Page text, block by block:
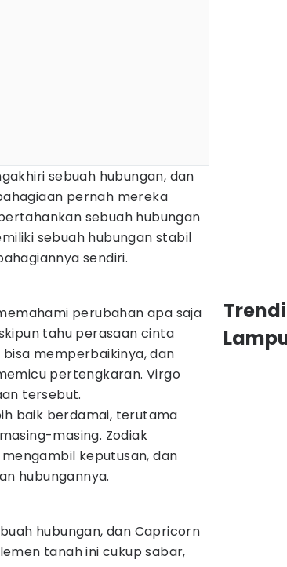
sebuah hubungan, dan
pernah mereka
sebuah hubungan
sebuah hubungan stabil
sendiri.
perubahan apa saja
tahu perasaan cinta
memperbaikinya, dan
pertengkaran. Virgo
tersebut.
baik berdamai, terutama
masing. Zodiak
keputusan, dan
hubungannya.
hubungan, dan Capricorn
tanah ini cukup sabar,